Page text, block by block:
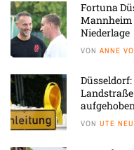
Fortuna
Mannheim
Niederlage
VON ANNE
VON UTE